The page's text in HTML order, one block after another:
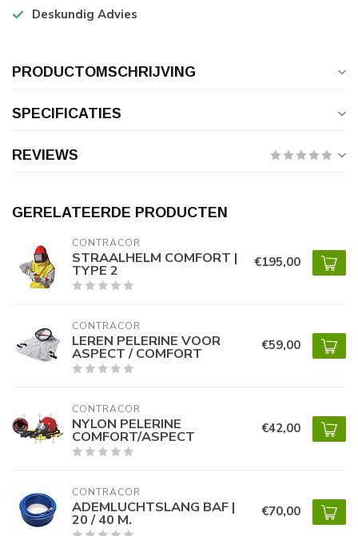
Deskundig Advies
PRODUCTOMSCHRIJVING
SPECIFICATIES
REVIEWS
GERELATEERDE PRODUCTEN
CONTRACOR
STRAALHELM COMFORT |
TYPE 2 €195,00
CONTRACOR
LEREN PELERINE VOOR
ASPECT / COMFORT €59,00
CONTRACOR
NYLON PELERINE
COMFORT/ASPECT €42,00
CONTRACOR
ADEMLUCHTSLANG BAF |
20 / 40 M. €70,00